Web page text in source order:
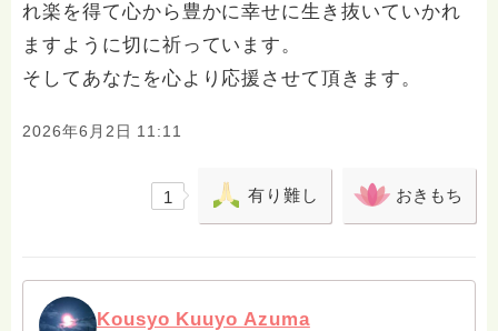
れ楽を得て心から豊かに幸せに生き抜いていかれ
ますように切に祈っています。
そしてあなたを心より応援させて頂きます。
2026年6月2日 11:11
1 有り難し おきもち
Kousyo Kuuyo Azuma